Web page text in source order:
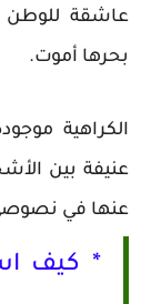
عاشقة للوطن
بحرها أموت.
الكراهية
عنيفة بين
عنها في
* كيف